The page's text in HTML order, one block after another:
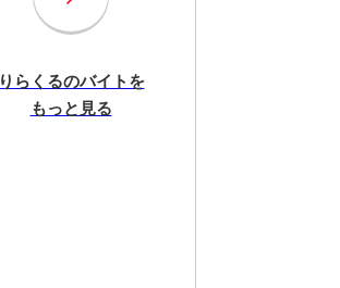
りらくるのバイトを
もっと見る